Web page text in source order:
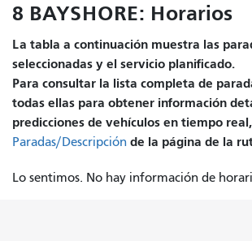
8 BAYSHORE: Horarios
La tabla a continuación muestra las
seleccionadas y el servicio planificado.
Para consultar la lista completa de
todas ellas para obtener información
predicciones de vehículos en tiempo
Paradas/Descripción de la página de la
Lo sentimos. No hay información de